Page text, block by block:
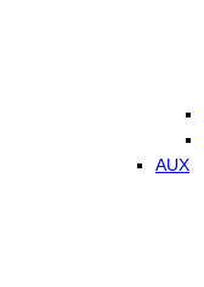
AUX